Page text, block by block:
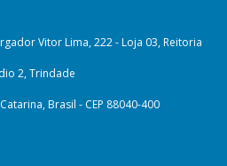
Vitor Lima, 222 - Loja 03, Reitoria
2, Trindade
Brasil - CEP 88040-400